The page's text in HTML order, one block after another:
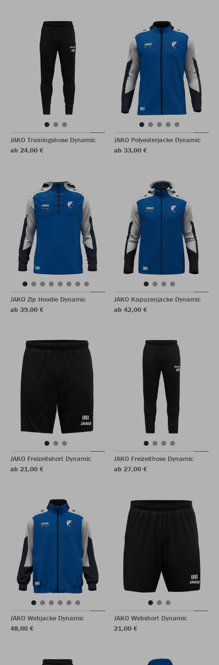
JAKO Trainingshose Dynamic
ab 24,00 €
JAKO Polyesterjacke Dynamic
ab 33,00 €
JAKO Zip Hoodie Dynamic
ab 39,00 €
JAKO Kapuzenjacke Dynamic
ab 42,00 €
JAKO Freizeitshort Dynamic
ab 21,00 €
JAKO Freizeithose Dynamic
ab 27,00 €
JAKO Webjacke Dynamic
48,00 €
JAKO Webshort Dynamic
21,00 €